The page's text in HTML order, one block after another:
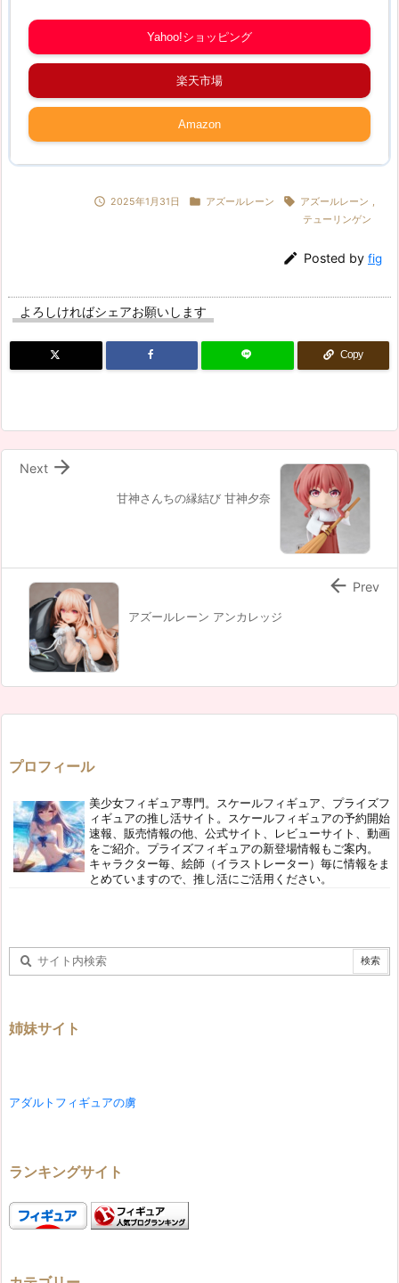
Yahoo!ショッピング
楽天市場
Amazon
 2025年1月31日  アズールレーン  アズールレーン ,
テューリンゲン
 Posted by fig
よろしければシェアお願いします
Copy
甘神さんちの縁結び 甘神夕奈

Next
アズールレーン アンカレッジ
 Prev
プロフィール
美少女フィギュア専門。スケールフィギュア、プライズフ
ィギュアの推し活サイト。スケールフィギュアの予約開始
速報、販売情報の他、公式サイト、レビューサイト、動画
をご紹介。プライズフィギュアの新登場情報もご案内。
キャラクター毎、絵師（イラストレーター）毎に情報をま
とめていますので、推し活にご活用ください。
姉妹サイト
アダルトフィギュアの虜
ランキングサイト